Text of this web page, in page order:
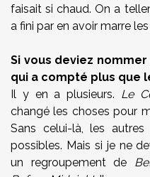
faisait si chaud. On a
a fini par en avoir marre
Si vous deviez
qui a compté plus que
Il y en a plusieurs. Le
changé les choses pour
Sans celui-là, les autres
possibles. Mais si je ne
un regroupement de